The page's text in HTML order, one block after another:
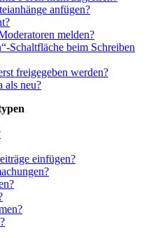
anfügen?
melden?
Schaltfläche beim Schreiben
freigegeben werden?
als neu?
einfügen?